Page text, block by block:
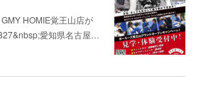
HOMIE覚王山店が
愛知県名古屋…